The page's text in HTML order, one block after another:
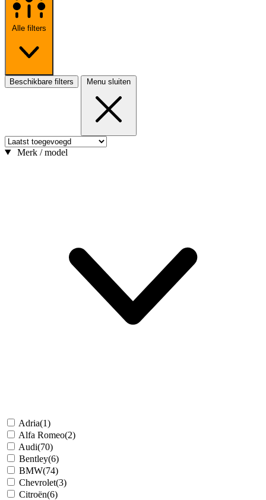
Alle filters
Beschikbare filters Menu sluiten
Merk / model
Adria(1)
Alfa Romeo(2)
Audi(70)
Bentley(6)
BMW(74)
Chevrolet(3)
Citroën(6)